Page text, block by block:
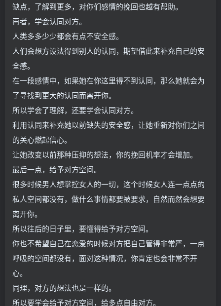
缺点，了解到更多，对你们感情的挽回也越有帮助。
再者，学会认同对方。
人类多多少少都会有点不安全感。
人们会想方设法得到别人的认同，期望借此来补充自己的安
全感。
在一段感情中，如果她在你这里得不到认同，那么她就会为
了寻找到更大的认同而离开你。
所以学会了理解，还要学会认同对方。
利用认同来补充她以前缺失的安全感，让她重新对你们之间
的关心燃起信心。
让她改变以前那种压抑的想法，你的挽回机率才会增加。
最后一点，给予对方空间。
很多时候男人想掌控女人的一切，这个时候女人连一点点的
私人空间都没有，做什么事情都要被要求，自然而然会想要
离开你。
所以往后的日子里，要懂得给予对方空间。
你也不希望自己在恋爱的时候对方把自己管得非常严，一点
呼吸的空间都没有，面对这种情况，你肯定也会非常不开
心。
同理，对方的想法也是一样的。
所以要学会给予对方空间，给多点自由对方。